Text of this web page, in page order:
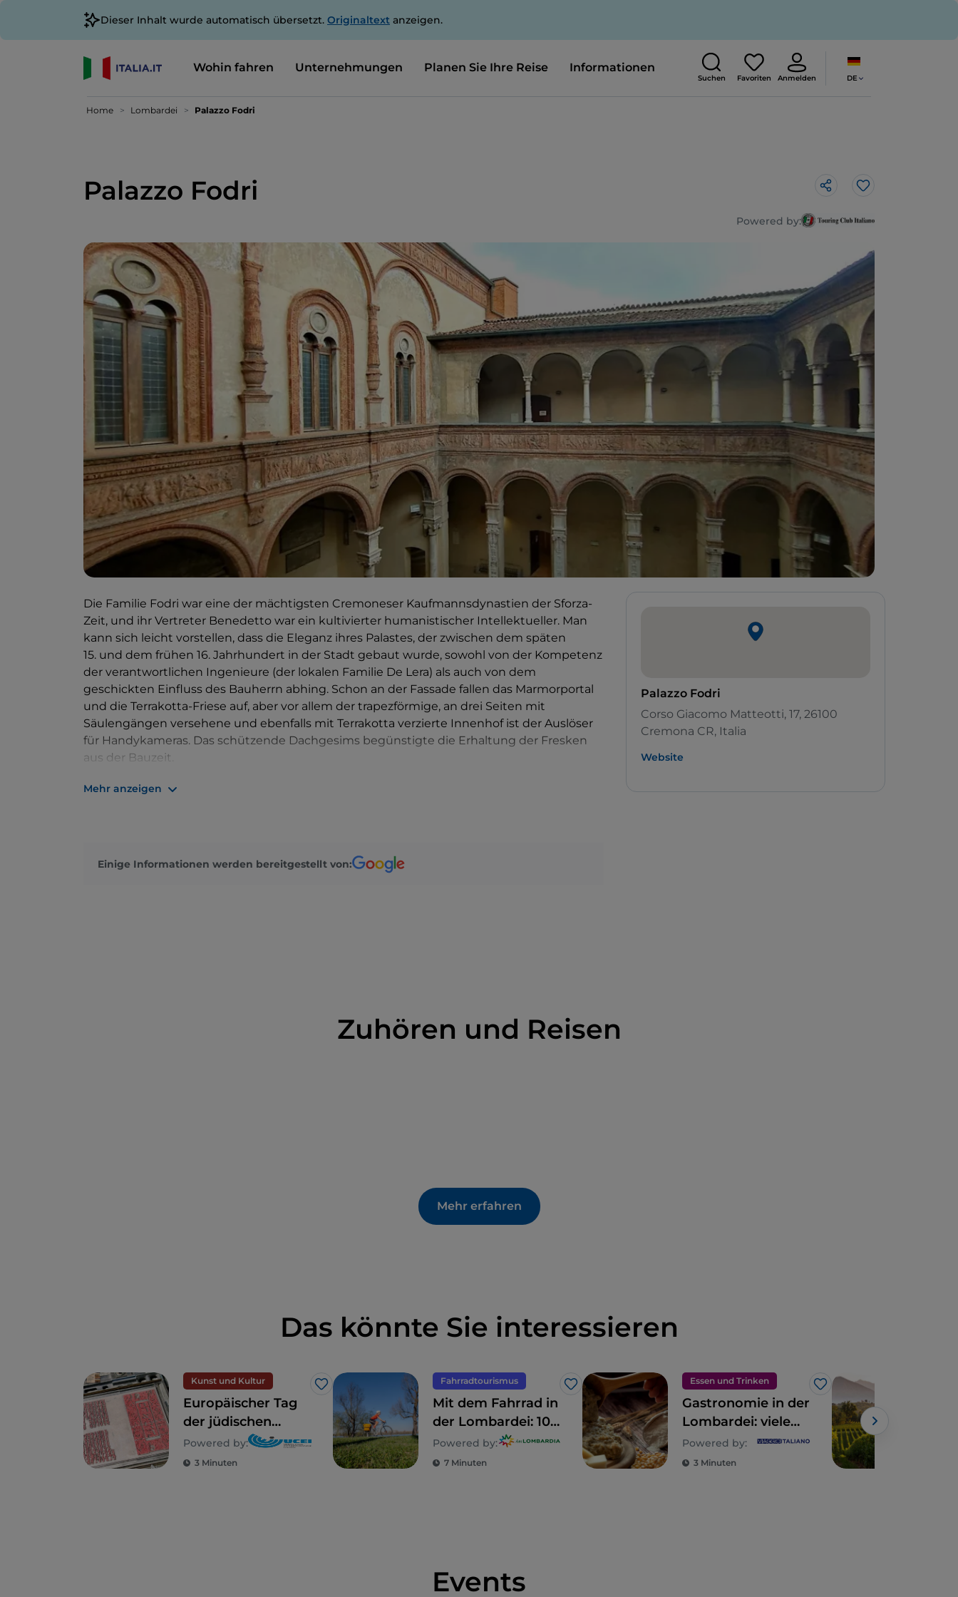
Dieser Inhalt wurde automatisch übersetzt. Originaltext anzeigen.
Wohin fahren Unternehmungen Planen Sie Ihre Reise Informationen
Suchen Favoriten Anmelden DE
Home Lombardei Palazzo Fodri
Palazzo Fodri Like
Powered by:
Die Familie Fodri war eine der mächtigsten Cremoneser Kaufmannsdynastien der Sforza-
Zeit, und ihr Vertreter Benedetto war ein kultivierter humanistischer Intellektueller. Man
kann sich leicht vorstellen, dass die Eleganz ihres Palastes, der zwischen dem späten
15. und dem frühen 16. Jahrhundert in der Stadt gebaut wurde, sowohl von der Kompetenz
der verantwortlichen Ingenieure (der lokalen Familie De Lera) als auch von dem
geschickten Einfluss des Bauherrn abhing. Schon an der Fassade fallen das Marmorportal
und die Terrakotta-Friese auf, aber vor allem der trapezförmige, an drei Seiten mit
Säulengängen versehene und ebenfalls mit Terrakotta verzierte Innenhof ist der Auslöser
für Handykameras. Das schützende Dachgesims begünstigte die Erhaltung der Fresken
aus der Bauzeit.
Um den Palazzo Fodri von der Piazza del Comune aus zu erreichen, nehmen Sie hinter
Ausgrabungsfunden aus der römischen Stadt, mit Gegenständen des täglichen Gebrauchs
aus jener Zeit, Fragmenten von Skulpturen, Statuen und Mosaiken. Das Museum gehört zu
Freiwilligen des Italienischen Touring Clubs im Rahmen einer der Initiativen Aperti per Voi
Mehr anzeigen
Einige Informationen werden bereitgestellt von:
Palazzo Fodri
Corso Giacomo Matteotti, 17, 26100
Cremona CR, Italia
Website
Zuhören und Reisen
Mehr erfahren
Das könnte Sie interessieren
Kunst und Kultur
Like
Europäischer Tag
der jüdischen
Kultur
Powered by:
3 Minuten
Fahrradtourismus
Like
Mit dem Fahrrad in
der Lombardei: 10
Routen für
Familien
Powered by:
7 Minuten
Essen und Trinken
Like
Gastronomie in der
Lombardei: viele
Seelen für eine
Fülle von Aromen
Powered by:
3 Minuten
Events